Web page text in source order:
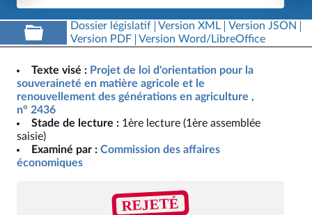
Dossier législatif Version XML
Version JSON
Version PDF
Version Word/LibreOffice
Texte visé : Projet de loi d'orientation pour la
souveraineté en matière agricole et le
renouvellement des générations en agriculture ,
n° 2436
Stade de lecture : 1ère lecture (1ère assemblée
saisie)
Examiné par : Commission des affaires
économiques
REJETÉ